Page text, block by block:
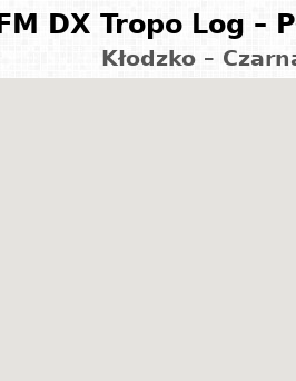
FM DX Tropo Log –
Kłodzko –